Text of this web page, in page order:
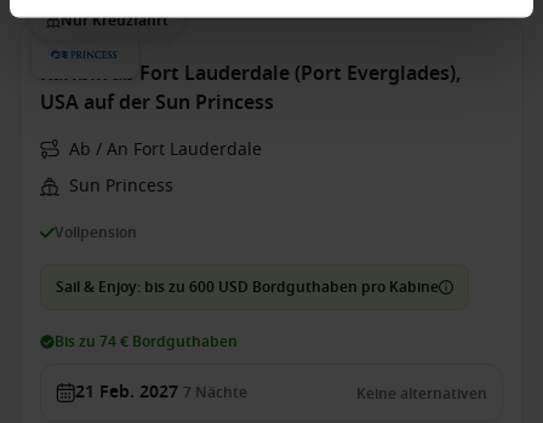
Nur Kreuzfahrt
Karibik ab Fort Lauderdale (Port Everglades),
USA auf der Sun Princess
Ab / An Fort Lauderdale
Sun Princess
Vollpension
Sail & Enjoy: bis zu 600 USD Bordguthaben pro Kabine
Bis zu 74 € Bordguthaben
21 Feb. 2027 7 Nächte Keine alternativen